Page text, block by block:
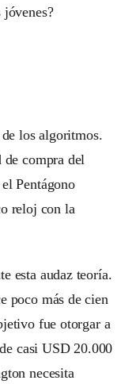
los algoritmos.
de compra del
Pentágono
reloj con la
esta audaz teoría.
poco más de cien
fue otorgar a
casi USD 20.000
necesita